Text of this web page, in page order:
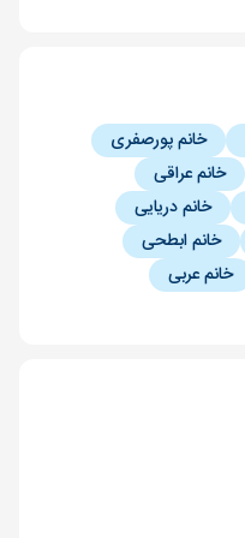
خانم پورصفری
خانم عراقی
خانم دریایی
خانم ابطحی
خانم عربی